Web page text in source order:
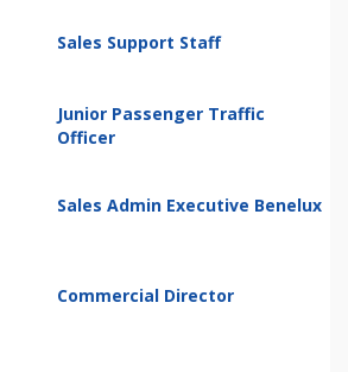
Sales Support Staff
Junior Passenger Traffic
Officer
Sales Admin Executive Benelux
Commercial Director